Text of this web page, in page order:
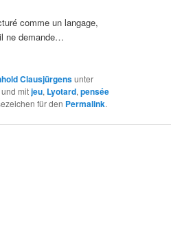
comme un langage,
ne demande…
Clausjürgensunter
und mitjeu, Lyotard,pensée
für den Permalink.